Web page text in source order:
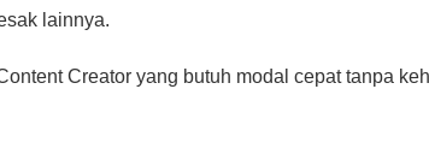
lainnya.
Creator yang butuh modal cepat tanpa